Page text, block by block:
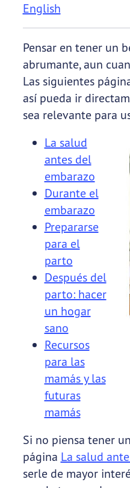
English
Pensar en tener un
abrumante, aun
Las siguientes
así pueda ir
sea relevante para
La salud
antes del
embarazo
Durante el
embarazo
Prepararse
para el
parto
Después del
parto: hacer
un hogar
sano
Recursos
para las
mamás y las
futuras
mamás
Si no piensa tener
página La salud
serle de mayor